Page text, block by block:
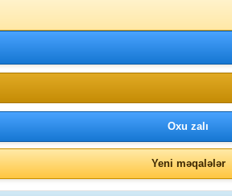
Oxu zalı
Yeni məqalələr